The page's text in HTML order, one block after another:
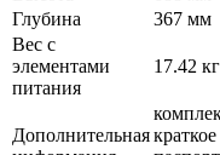
Глубина
367 мм
Вес c
элементами
питания
17.42 кг
Дополнительная